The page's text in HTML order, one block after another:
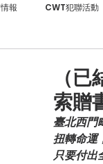
報 CWT犯聯活動
（
索贈
臺北西門
扭轉命運
只要付出